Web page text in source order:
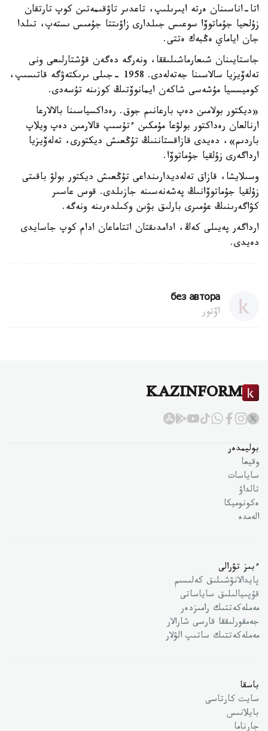
اتا-اناسىنان ەرتە ايىرىلىپ، تاعدىر تاۋقىمەتىن كوپ تارتقان
زۇلحيا جۇماتوۆا سوعىس جىلدارى زاۋىتتا جۇمىس ىستەپ، تىلدا
جان اياماي ەڭبەك ەتتى.
جاستايىنان شىعارماشىلىققا، ونەرگە دەگەن قۇشتارلىعى ونى
تەلەۆيزيا سالاسىنا جەتەلەدى. 1958 -جىلى ىرىكتەۋگە قاتىسىپ،
كوميسسيا مۇشەسى شاكەن ايمانوۆتىڭ كوزىنە تۇسەدى.
«ديكتور بولامىن دەپ بارعانىم جوق. رەداكسياسىنا بالالارعا
ارنالعان رەداكتور بولۋعا مۇمكىن ءتۇسىپ قالارمىن دەپ ويلاپ
باردىم»، دەيدى قازاقستاننىڭ تۇڭعىش ديكتورى، تەلەۆيزيا
ارداگەرى زۇلقيا جۇماتوۆا.
وسىلايشا، قازاق تەلەديدارىنداعى تۇڭعىش ديكتور بولۋ باقىتى
زۇلقيا جۇماتوۆانىڭ پەشەنەسىنە جازىلدى. قوس عاسىر
كۋاگەرىنىڭ عۇمىرى بارلىق بۋىن وكىلدەرىنە ونەگە.
ارداگەر پەيىلى كەڭ، ادامدىقتان اتتاماعان ادام كوپ جاسايدى
دەيدى.
без автора
اۆتور
KAZINFORM
بوليمدەر
وقيعا
ساياسات
تالداۋ
ەكونوميكا
الەمدە
ءبىز تۋرالى
پايدالانۋشىلىق كەلىسىم
قۇپىيالىلىق ساياساتى
مەملەكەتتىك رامىزدەر
جەمقورلىققا قارسى شارالار
مەملەكەتتىك ساتىپ الۋلار
باسقا
سايت كارتاسى
بايلانىس
جارناما